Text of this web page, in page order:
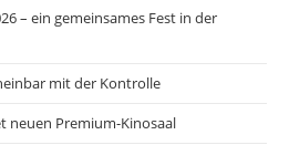
– ein gemeinsames Fest in der
mit der Kontrolle
neuen Premium-Kinosaal